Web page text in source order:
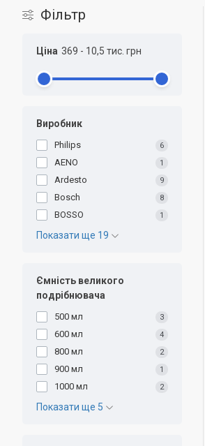
Фільтр
369 - 10,5 тис. грн
Ціна
Виробник
Philips 6
AENO 1
Ardesto 9
Bosch 8
BOSSO 1
Показати ще 19
Ємність великого
подрібнювача
500 мл 3
600 мл 4
800 мл 2
900 мл 1
1000 мл 2
Показати ще 5